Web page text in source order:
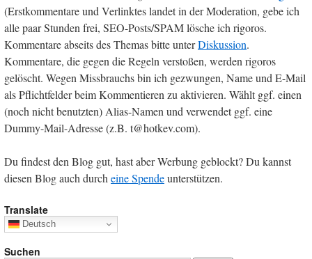
(Erstkommentare und Verlinktes landet in der Moderation, gebe ich
alle paar Stunden frei, SEO-Posts/SPAM lösche ich rigoros.
Kommentare abseits des Themas bitte unterDiskussion.
Kommentare, die gegen die Regeln verstoßen, werden rigoros
gelöscht. Wegen Missbrauchs bin ich gezwungen, Name und E-Mail
als Pflichtfelder beim Kommentieren zu aktivieren. Wählt ggf. einen
(noch nicht benutzten) Alias-Namen und verwendet ggf. eine
Dummy-Mail-Adresse (z.B. t@hotkev.com).
Du findest den Blog gut, hast aber Werbung geblockt? Du kannst
diesen Blog auch durch eine Spendeunterstützen.
Translate
Deutsch
Suchen